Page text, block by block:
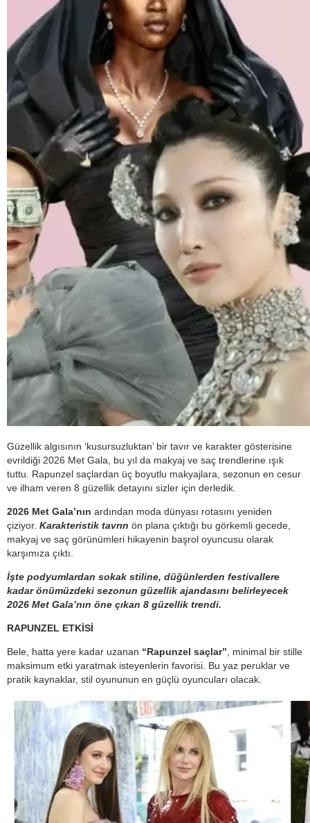
Güzellik algısının ‘kusursuzluktan’ bir tavır ve karakter gösterisine
evrildiği 2026 Met Gala, bu yıl da makyaj ve saç trendlerine ışık
tuttu. Rapunzel saçlardan üç boyutlu makyajlara, sezonun en cesur
ve ilham veren 8 güzellik detayını sizler için derledik.
2026 Met Gala’nın ardından moda dünyası rotasını yeniden
çiziyor. Karakteristik tavrın ön plana çıktığı bu görkemli gecede,
makyaj ve saç görünümleri hikayenin başrol oyuncusu olarak
karşımıza çıktı.
İşte podyumlardan sokak stiline, düğünlerden festivallere
kadar önümüzdeki sezonun güzellik ajandasını belirleyecek
2026 Met Gala’nın öne çıkan 8 güzellik trendi.
RAPUNZEL ETKİSİ
Bele, hatta yere kadar uzanan “Rapunzel saçlar” , minimal bir stille
maksimum etki yaratmak isteyenlerin favorisi. Bu yaz peruklar ve
pratik kaynaklar, stil oyununun en güçlü oyuncuları olacak.